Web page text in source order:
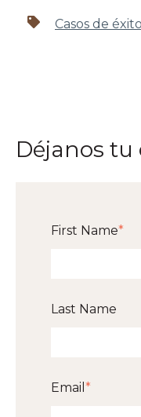
Casos de éxito
Déjanos
First Name*
Last Name
Email *